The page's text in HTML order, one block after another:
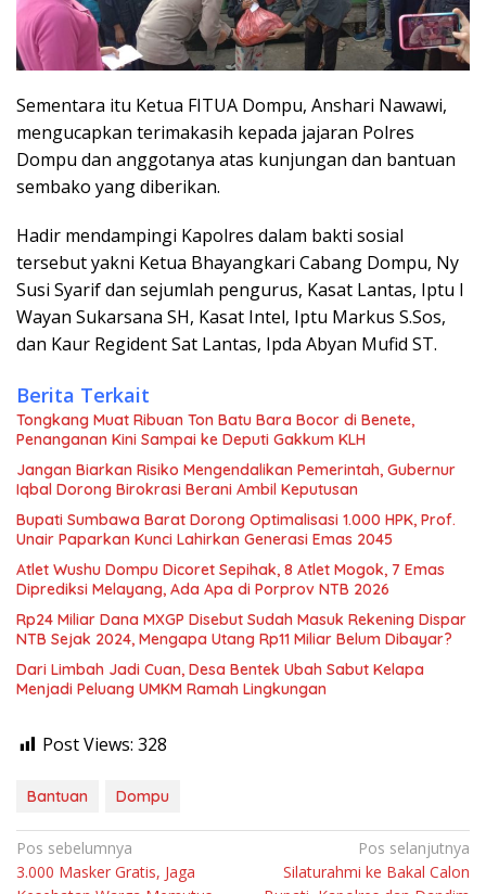
Sementara itu Ketua FITUA Dompu, Anshari Nawawi,
mengucapkan terimakasih kepada jajaran Polres
Dompu dan anggotanya atas kunjungan dan bantuan
sembako yang diberikan.
Hadir mendampingi Kapolres dalam bakti sosial
tersebut yakni Ketua Bhayangkari Cabang Dompu, Ny
Susi Syarif dan sejumlah pengurus, Kasat Lantas, Iptu I
Wayan Sukarsana SH, Kasat Intel, Iptu Markus S.Sos,
dan Kaur Regident Sat Lantas, Ipda Abyan Mufid ST.
Berita Terkait
Tongkang Muat Ribuan Ton Batu Bara Bocor di Benete,
Penanganan Kini Sampai ke Deputi Gakkum KLH
Jangan Biarkan Risiko Mengendalikan Pemerintah, Gubernur
Iqbal Dorong Birokrasi Berani Ambil Keputusan
Bupati Sumbawa Barat Dorong Optimalisasi 1.000 HPK, Prof.
Unair Paparkan Kunci Lahirkan Generasi Emas 2045
Atlet Wushu Dompu Dicoret Sepihak, 8 Atlet Mogok, 7 Emas
Diprediksi Melayang, Ada Apa di Porprov NTB 2026
Rp24 Miliar Dana MXGP Disebut Sudah Masuk Rekening Dispar
NTB Sejak 2024, Mengapa Utang Rp11 Miliar Belum Dibayar?
Dari Limbah Jadi Cuan, Desa Bentek Ubah Sabut Kelapa
Menjadi Peluang UMKM Ramah Lingkungan
Post Views: 328
Bantuan Dompu
Navigasi
pos
Pos sebelumnya
3.000 Masker Gratis, Jaga
Pos selanjutnya
Silaturahmi ke Bakal Calon